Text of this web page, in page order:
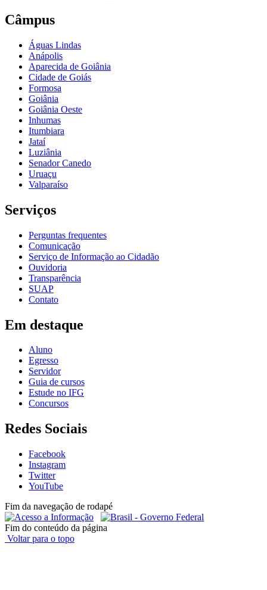
Câmpus
Águas Lindas
Anápolis
Aparecida de Goiânia
Cidade de Goiás
Formosa
Goiânia
Goiânia Oeste
Inhumas
Itumbiara
Jataí
Luziânia
Senador Canedo
Uruaçu
Valparaíso
Serviços
Perguntas frequentes
Comunicação
Serviço de Informação ao Cidadão
Ouvidoria
Transparência
SUAP
Contato
Em destaque
Aluno
Egresso
Servidor
Guia de cursos
Estude no IFG
Concursos
Redes Sociais
Facebook
Instagram
Twitter
YouTube
Fim da navegação de rodapé
Fim do conteúdo da página
Voltar para o topo